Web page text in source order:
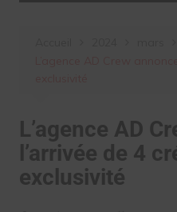
L’agence AD
l’arrivée de 4
exclusivité